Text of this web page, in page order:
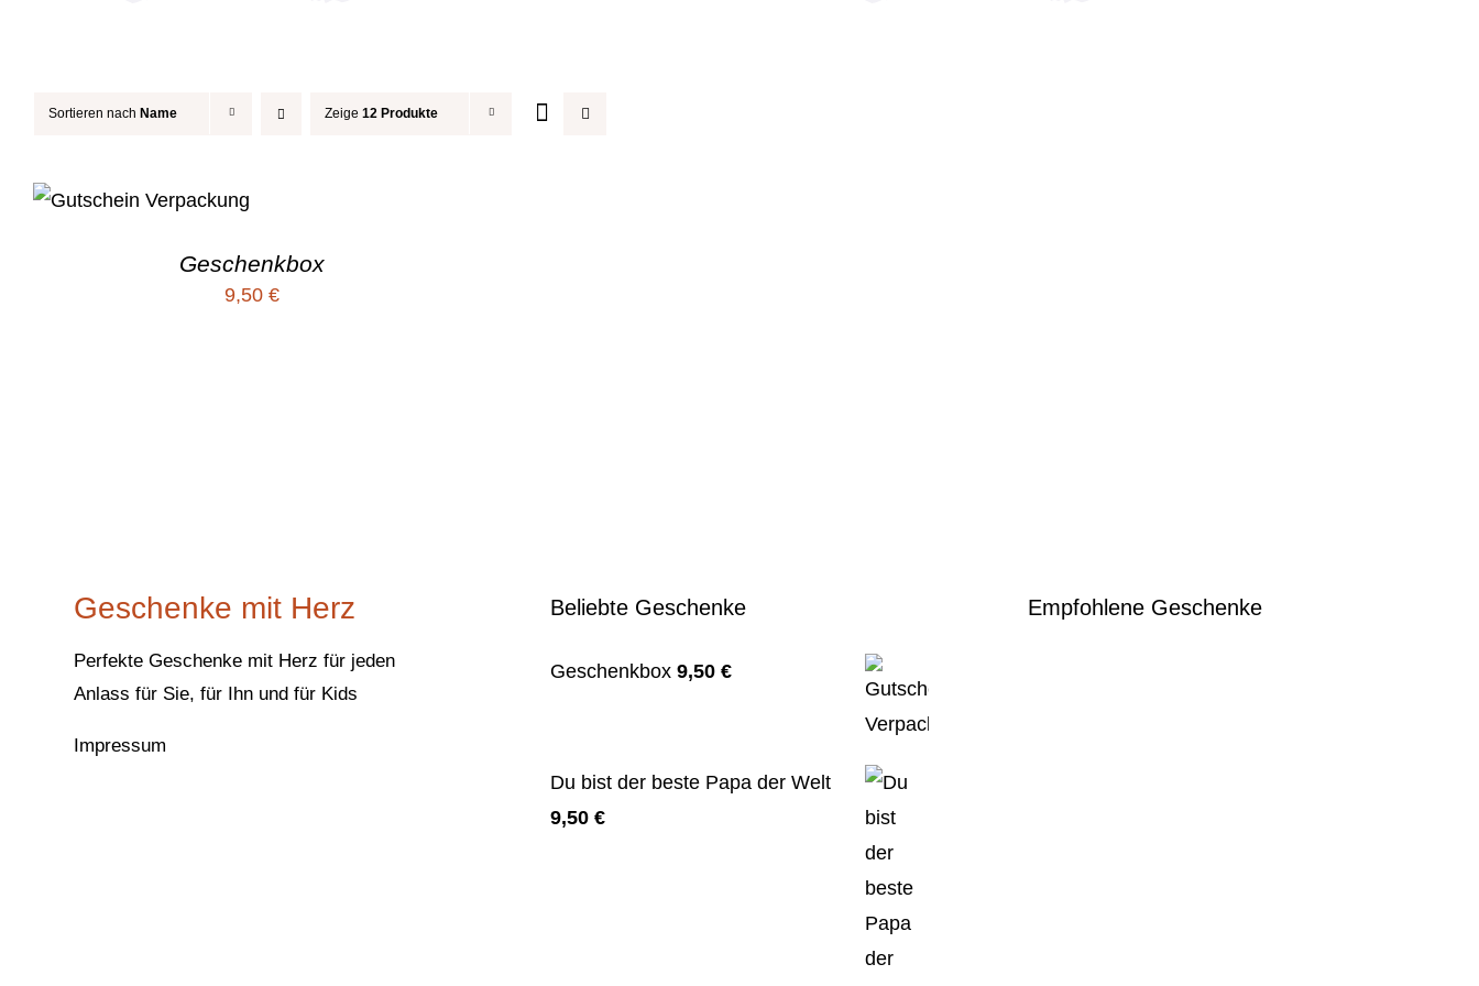
Sortieren nach Name Zeige 12 Produkte
Geschenkbox
9,50 €
Geschenke mit Herz
Perfekte Geschenke mit Herz für jeden
Anlass für Sie, für Ihn und für Kids
Impressum
Beliebte Geschenke
Geschenkbox 9,50€
Du bist der beste Papa der Welt
9,50€
Empfohlene Geschenke